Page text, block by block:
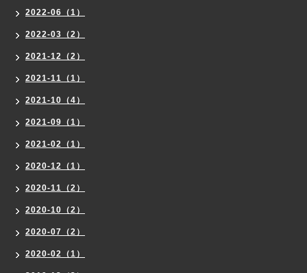
2022-06（1）
2022-03（2）
2021-12（2）
2021-11（1）
2021-10（4）
2021-09（1）
2021-02（1）
2020-12（1）
2020-11（2）
2020-10（2）
2020-07（2）
2020-02（1）